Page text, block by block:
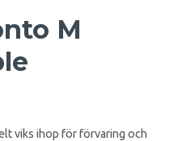
M
viks ihop för förvaring och